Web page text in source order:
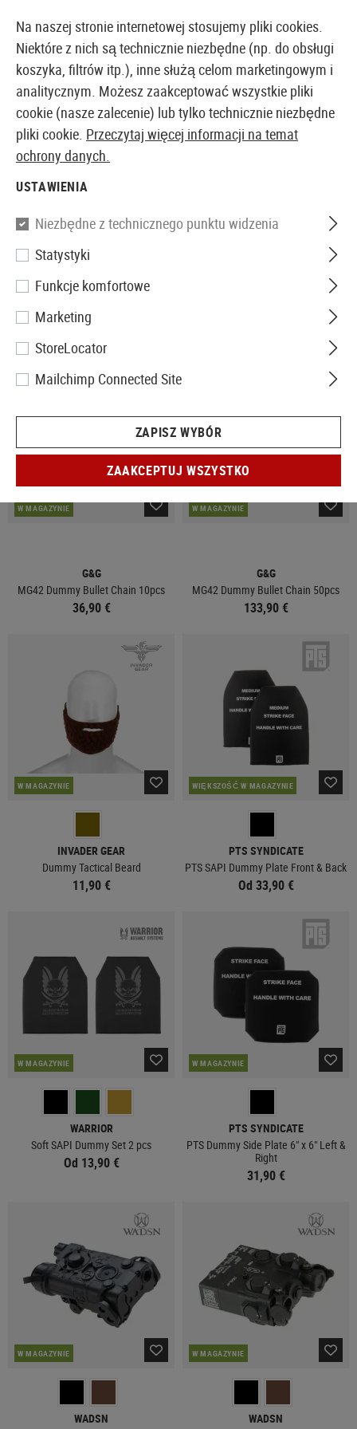
EUROPEJSKI AIRSOFT SKLEP I HURTOWNIA
Strona główna
14 Produkty
W MAGAZYNIE
G&G
MG42 Dummy Bullet Chain 10pcs
36,90 €
W MAGAZYNIE
G&G
MG42 Dummy Bullet Chain 50pcs
133,90 €
W MAGAZYNIE
INVADER GEAR
Dummy Tactical Beard
11,90 €
WIĘKSZOŚĆ W MAGAZYNIE
PTS SYNDICATE
PTS SAPI Dummy Plate Front & Back
Od 33,90 €
W MAGAZYNIE
WARRIOR
Soft SAPI Dummy Set 2 pcs
Od 13,90 €
W MAGAZYNIE
PTS SYNDICATE
PTS Dummy Side Plate 6" x 6" Left &
Right
31,90 €
W MAGAZYNIE
WADSN
W MAGAZYNIE
WADSN
Na naszej stronie internetowej stosujemy pliki cookies.
Niektóre z nich są technicznie niezbędne (np. do obsługi
koszyka, filtrów itp.), inne służą celom marketingowym i
analitycznym. Możesz zaakceptować wszystkie pliki
cookie (nasze zalecenie) lub tylko technicznie niezbędne
pliki cookie. Przeczytaj więcej informacji na temat
ochrony danych.
USTAWIENIA
Niezbędne z technicznego punktu widzenia
Statystyki
Funkcje komfortowe
Marketing
StoreLocator
Mailchimp Connected Site
ZAPISZ WYBÓR
ZAAKCEPTUJ WSZYSTKO